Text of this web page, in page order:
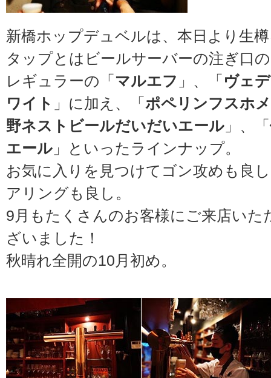
新橋ホップデュベルは、本日より生
タップとはビールサーバーの注ぎ口
レギュラーの「 マルエフ 」、「 ヴェ
ワイト 」に加え、「 ポペリンフスホ
野ネストビールだいだいエール 」、「
エール 」といったラインナップ。
お気に入りを見つけてゴン攻めも良
アリングも良し。
9月もたくさんのお客様にご来店いた
ざいました！
秋晴れ全開の10月初め。